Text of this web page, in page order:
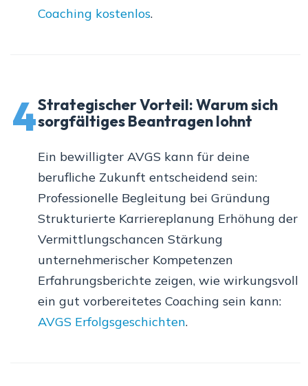
Coaching kostenlos.
4Strategischer Vorteil: Warum sich
sorgfältiges Beantragen lohnt
Ein bewilligter AVGS kann für deine
berufliche Zukunft entscheidend sein:
Professionelle Begleitung bei Gründung
Strukturierte Karriereplanung Erhöhung der
Vermittlungschancen Stärkung
unternehmerischer Kompetenzen
Erfahrungsberichte zeigen, wie wirkungsvoll
ein gut vorbereitetes Coaching sein kann:
AVGS Erfolgsgeschichten.